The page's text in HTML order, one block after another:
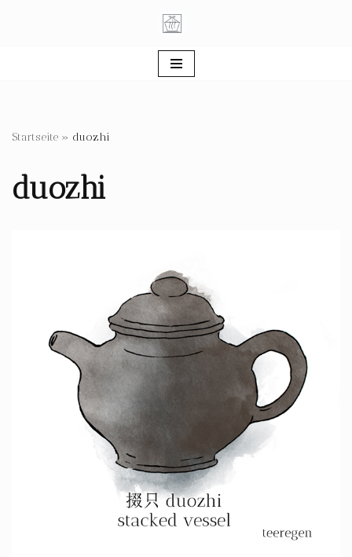
Startseite » duozhi
duozhi